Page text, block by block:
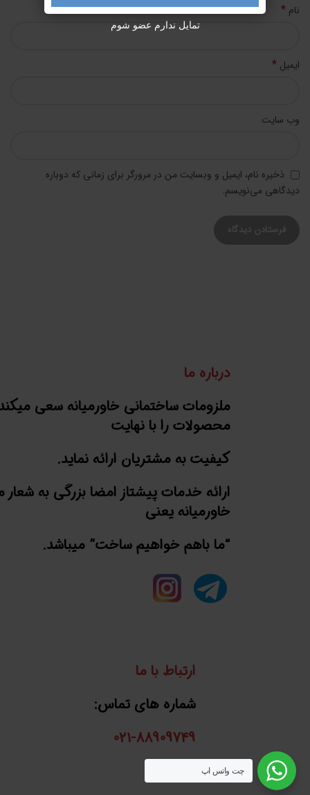
نام *
ایمیل *
وب‌ سایت
ذخیره نام، ایمیل و وبسایت من در مرورگر برای زمانی که دوباره
دیدگاهی می‌نویسم.
درباره ما
ملزومات ساختمانی خاورمیانه سعی
محصولات را با نهایت
کیفیت به مشتریان ارائه نماید.
ارائه خدمات پیشتاز امضا بزرگی به شعار
خاورمیانه یعنی
“ما باهم خواهیم ساخت” میباشد.
ارتباط با ما
شماره های تماس:
021-88909749
تمایل ندارم عضو شوم
چت واتس اپ